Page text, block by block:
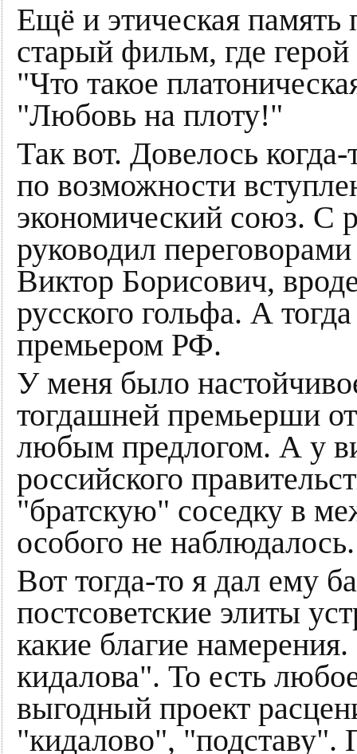
Ещё и этическая
старый фильм, где
"Что такое
"Любовь на плоту!"
Так вот. Довелось
по возможности
экономический союз. С
руководил
Виктор Борисович,
русского гольфа. А
премьером РФ.
У меня было
тогдашней премьерши
любым предлогом. А у
российского
"братскую" соседку в
особого не наблюдалось.
Вот тогда-то я дал ему
постсоветские элиты
какие благие
кидалова". То есть
выгодный проект
"кидалово", "подставу".